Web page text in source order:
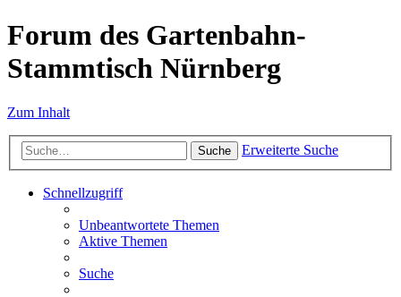
Forum des Gartenbahn-
Stammtisch Nürnberg
Zum Inhalt
Suche Erweiterte Suche
Schnellzugriff
Unbeantwortete Themen
Aktive Themen
Suche